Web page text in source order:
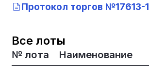
Протокол торгов №17613-1
Все лоты
№ лота Наименование